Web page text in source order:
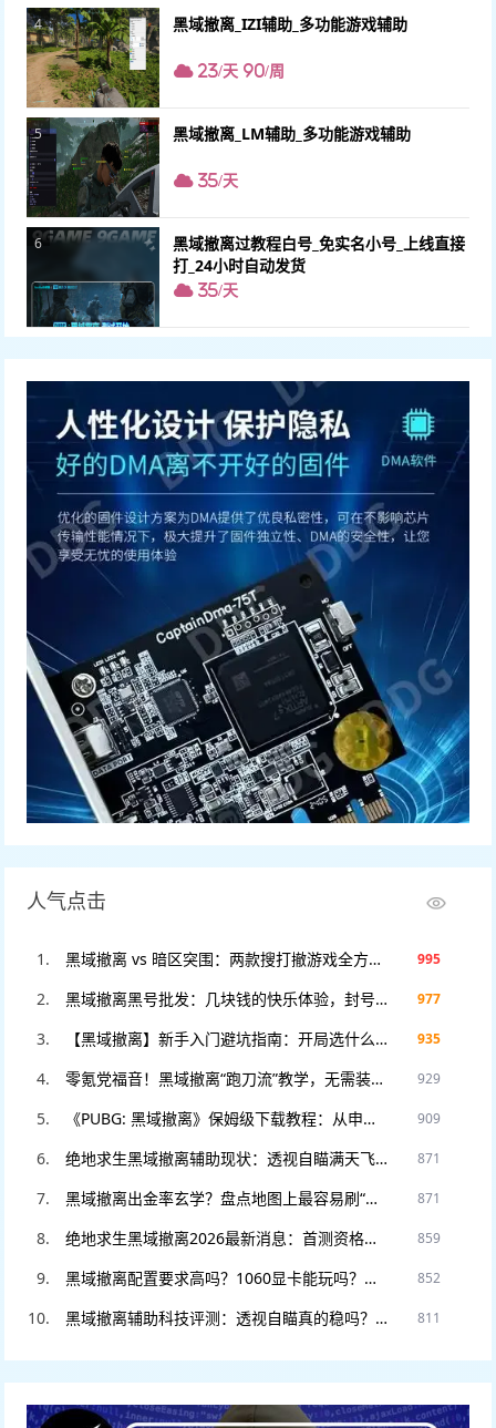
4 黑域撤离_IZI辅助_多功能游戏辅助
23/天 90/周
5 黑域撤离_LM辅助_多功能游戏辅助
35/天
6
黑域撤离过教程白号_免实名小号_上线直接
打_24小时自动发货
35/天
人气点击
黑域撤离 vs 暗区突围：两款搜打撤游戏全方位对比，谁才是2025年版本之子？ 995
黑域撤离黑号批发：几块钱的快乐体验，封号不心疼，暴力测试专用！ 977
【黑域撤离】新手入门避坑指南：开局选什么职业？这3个错误千万别犯！ 935
零氪党福音！黑域撤离“跑刀流”教学，无需装备也能把把血赚撤离。 929
《PUBG: 黑域撤离》保姆级下载教程：从申请资格到进入游戏，看这一篇就够了！ 909
绝地求生黑域撤离辅助现状：透视自瞄满天飞？教你如何安全“科技”防封。 871
黑域撤离出金率玄学？盘点地图上最容易刷“大金”的5个隐藏点位！ 871
绝地求生黑域撤离2026最新消息：首测资格如何申请？官网预约入口在此。 859
黑域撤离配置要求高吗？1060显卡能玩吗？老电脑流畅运行设置教程。 852
黑域撤离辅助科技评测：透视自瞄真的稳吗？DMA硬件挂和软件挂怎么选 811